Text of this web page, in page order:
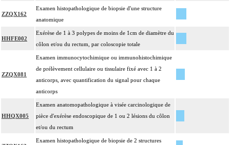
ZZQX162
Examen histopathologique de biopsie d'une structure
anatomique
HHFE002
Exérèse de 1 à 3 polypes de moins de 1cm de diamètre du
côlon et/ou du rectum, par coloscopie totale
ZZQX081
Examen immunocytochimique ou immunohistochimique
de prélèvement cellulaire ou tissulaire fixé avec 1 à 2
anticorps, avec quantification du signal pour chaque
anticorps
HHQX005
Examen anatomopathologique à visée carcinologique de
pièce d'exérèse endoscopique de 1 ou 2 lésions du côlon
et/ou du rectum
Examen histopathologique de biopsie de 2 structures